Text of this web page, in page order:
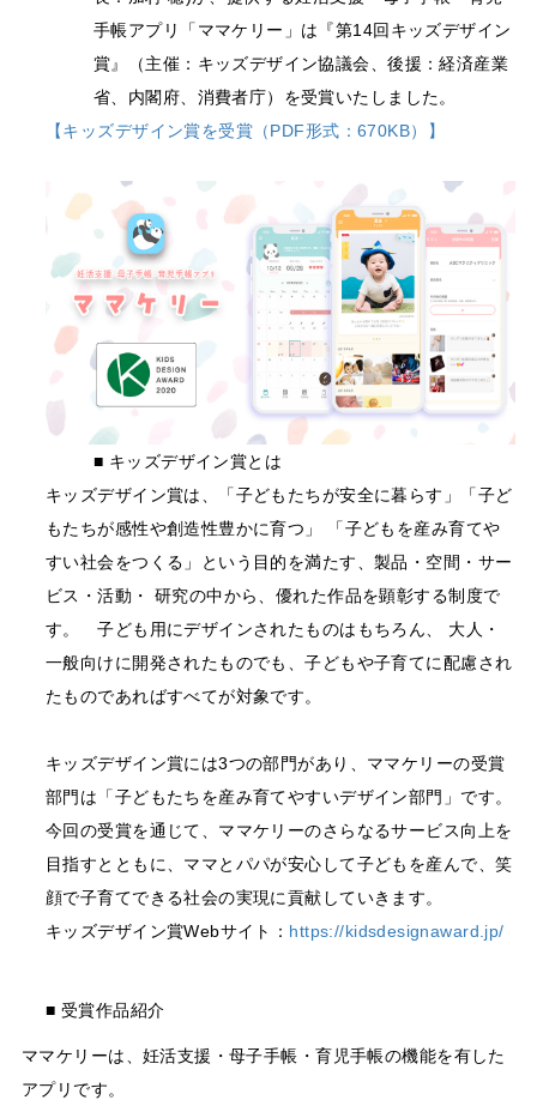
手帳アプリ「ママケリー」は『第14回キッズデザイン
賞』（主催：キッズデザイン協議会、後援：経済産業
省、内閣府、消費者庁）を受賞いたしました。
【キッズデザイン賞を受賞（PDF形式：670KB）】
■ キッズデザイン賞とは
キッズデザイン賞は、「子どもたちが安全に暮らす」「子ど
もたちが感性や創造性豊かに育つ」 「子どもを産み育てや
すい社会をつくる」という目的を満たす、製品・空間・サー
ビス・活動・ 研究の中から、優れた作品を顕彰する制度で
す。 子ども用にデザインされたものはもちろん、 大人・
一般向けに開発されたものでも、子どもや子育てに配慮され
たものであればすべてが対象です。
キッズデザイン賞には3つの部門があり、ママケリーの受賞
部門は「子どもたちを産み育てやすいデザイン部門」です。
今回の受賞を通じて、ママケリーのさらなるサービス向上を
目指すとともに、ママとパパが安心して子どもを産んで、笑
顔で子育てできる社会の実現に貢献していきます。
キッズデザイン賞Webサイト： https://kidsdesignaward.jp/
■ 受賞作品紹介
ママケリーは、妊活支援・母子手帳・育児手帳の機能を有した
アプリです。